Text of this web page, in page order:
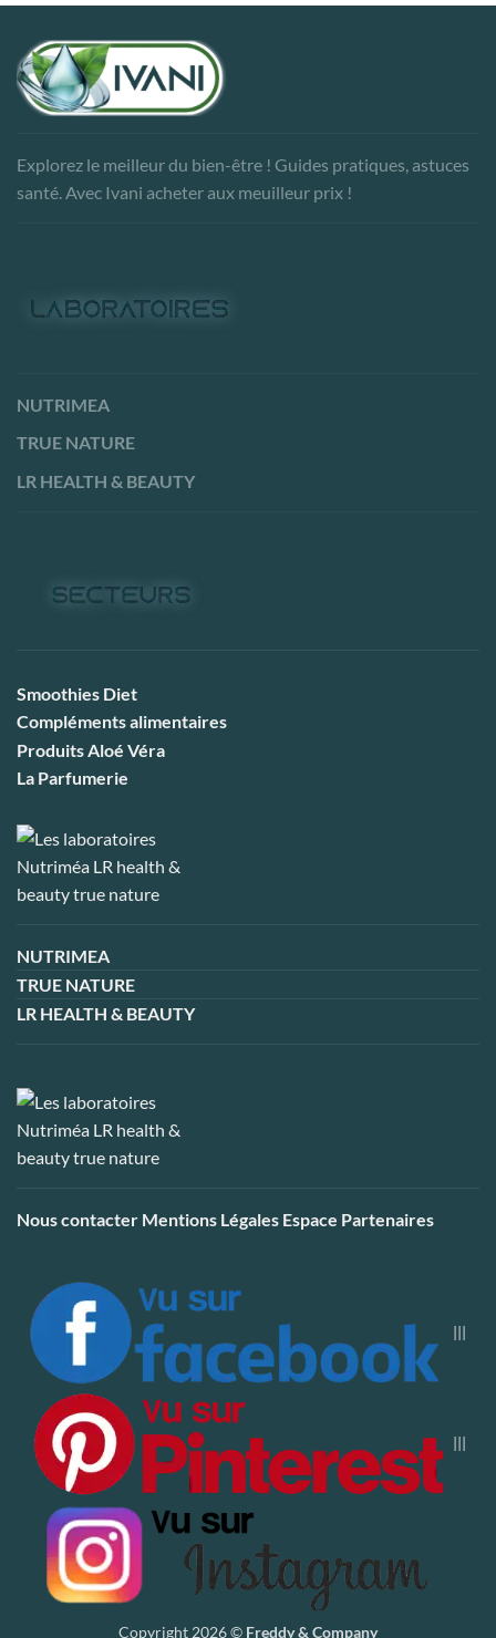
Explorez le meilleur du bien-être ! Guides pratiques, astuces
santé. Avec Ivani acheter aux meuilleur prix !
NUTRIMEA
TRUE NATURE
LR HEALTH & BEAUTY
Smoothies Diet
Compléments alimentaires
Produits Aloé Véra
La Parfumerie
NUTRIMEA
TRUE NATURE
LR HEALTH & BEAUTY
Nous contacter Mentions Légales Espace Partenaires
|||
|||
Copyright 2026 © Freddy & Company